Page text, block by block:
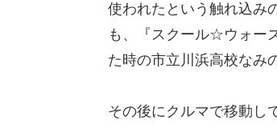
使われたという触れ込み
も、『スクール☆ウォー
た時の市立川浜高校なみ
その後にクルマで移動し